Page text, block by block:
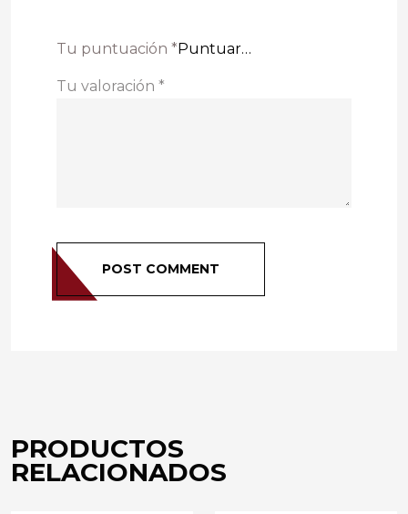
Tu puntuación *
Tu valoración *
POST COMMENT
PRODUCTOS
RELACIONADOS